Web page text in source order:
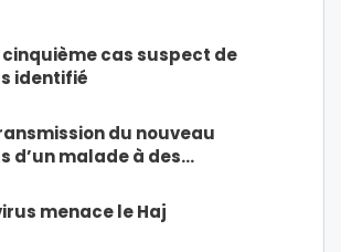
cas suspect de
identifié
du nouveau
d’un malade à des…
menace le Haj